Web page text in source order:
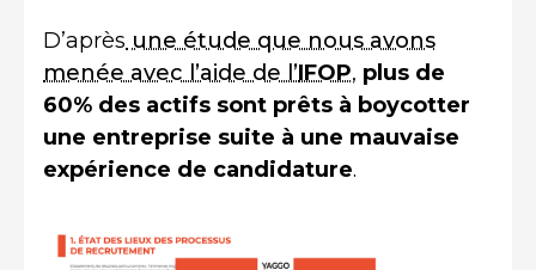
D’aprèsune étude que nous avons
menée avec l’aide de l’IFOP, plus de
60% des actifs sont prêts à boycotter
une entreprise suite à une mauvaise
expérience de candidature.